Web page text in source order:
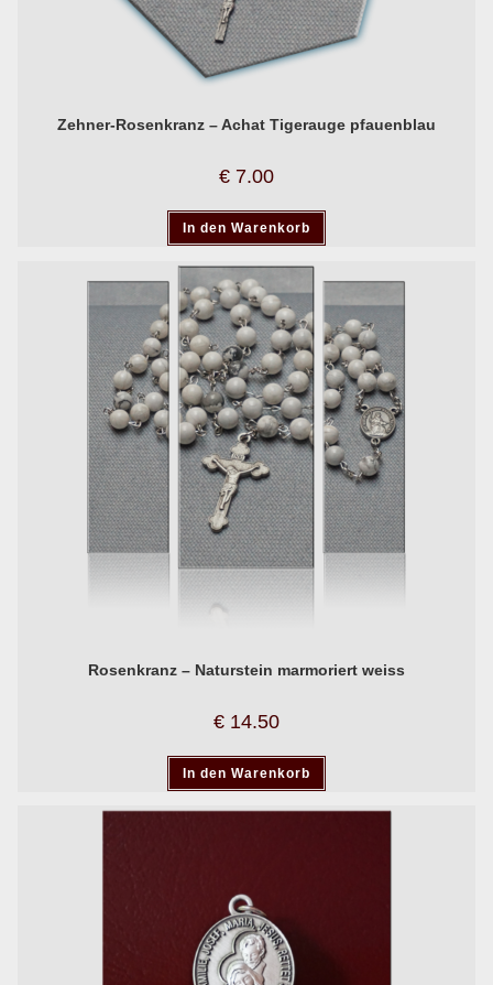
Zehner-Rosenkranz – Achat Tigerauge pfauenblau
€ 7.00
In den Warenkorb
Rosenkranz – Naturstein marmoriert weiss
€ 14.50
In den Warenkorb